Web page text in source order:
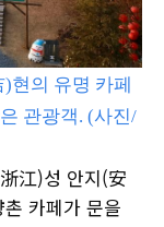
현의 유명 카페
관광객. (사진/
江)성 안지(安
카페가 문을